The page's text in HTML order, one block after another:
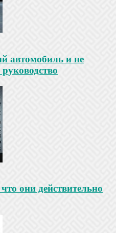
автомобиль и не
они действительно